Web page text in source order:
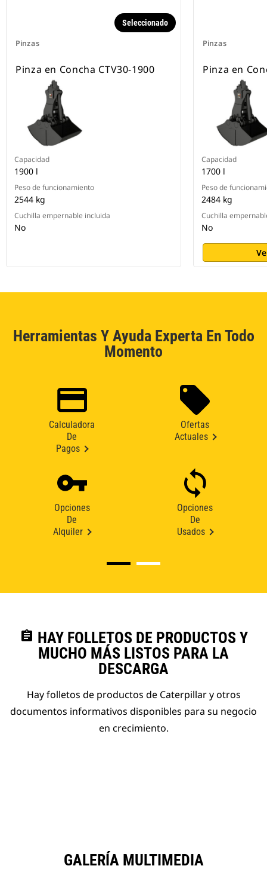
Pinzas
Seleccionado
Pinza en Concha CTV30-1900
Capacidad
1900 l
Peso de funcionamiento
2544 kg
Cuchilla empernable incluida
No
Pinzas
Pinza en
Capacidad
1700 l
Peso de
2484 kg
Cuchilla
No
Herramientas Y Ayuda Experta En Todo
Momento
Calculadora
De
Pagos
Ofertas
Actuales
Opciones
De
Alquiler
Opciones
De
Usados
assignment HAY FOLLETOS DE PRODUCTOS Y
MUCHO MÁS LISTOS PARA LA
DESCARGA
Hay folletos de productos de Caterpillar y otros
documentos informativos disponibles para su negocio
en crecimiento.
GALERÍA MULTIMEDIA